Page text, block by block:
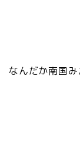
なんだか南国み